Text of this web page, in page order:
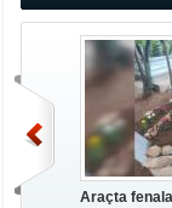
Araçta